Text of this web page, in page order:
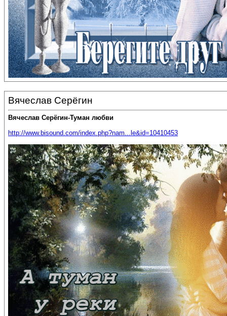
Вячеслав Серёгин
Вячеслав Серёгин-Туман любви
http://www.bisound.com/index.php?nam...le&id=10410453